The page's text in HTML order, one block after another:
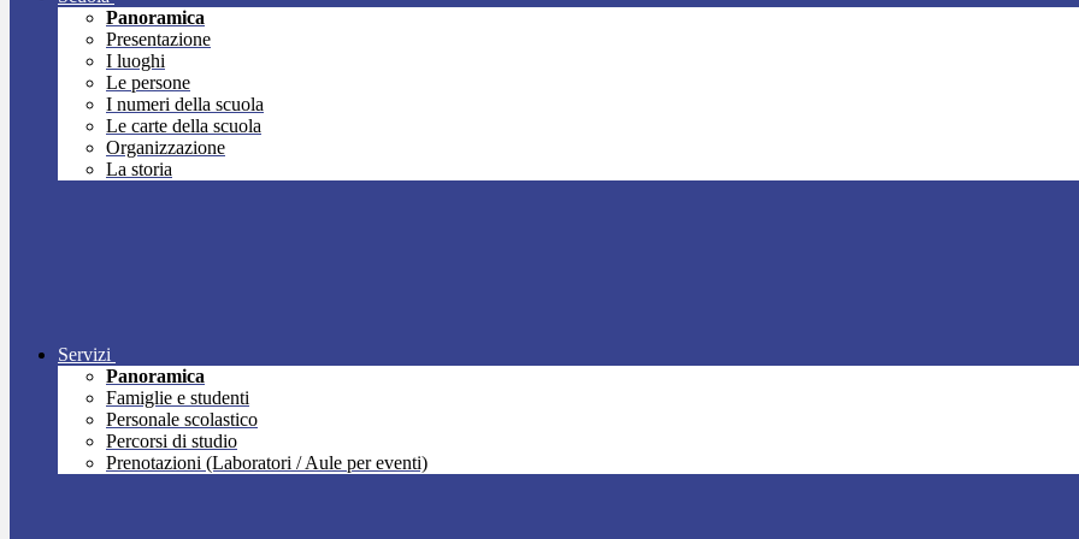
Panoramica
Presentazione
I luoghi
Le persone
I numeri della scuola
Le carte della scuola
Organizzazione
La storia
Servizi
Panoramica
Famiglie e studenti
Personale scolastico
Percorsi di studio
Prenotazioni (Laboratori / Aule per eventi)